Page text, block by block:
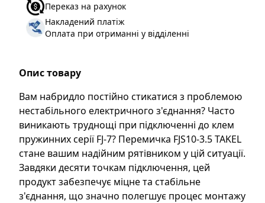
Переказ на рахунок
Накладений платіж
Оплата при отриманні у відділенні
Опис товару
Вам набридло постійно стикатися з проблемою
нестабільного електричного з'єднання? Часто
виникають труднощі при підключенні до клем
пружинних серії FJ-7? Перемичка FJS10-3.5 TAKEL
стане вашим надійним рятівником у цій ситуації.
Завдяки десяти точкам підключення, цей
продукт забезпечує міцне та стабільне
з'єднання, що значно полегшує процес монтажу